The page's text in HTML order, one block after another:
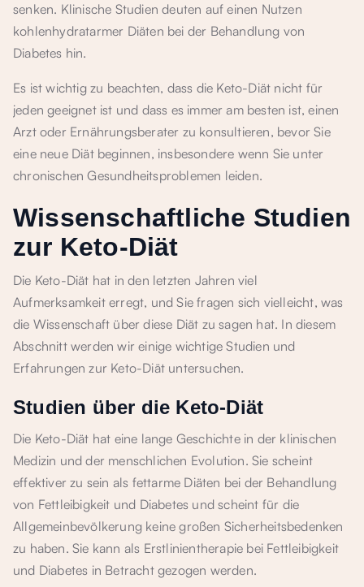
senken. Klinische Studien deuten auf einen Nutzen
kohlenhydratarmer Diäten bei der Behandlung von
Diabetes hin.
Es ist wichtig zu beachten, dass die Keto-Diät nicht für
jeden geeignet ist und dass es immer am besten ist, einen
Arzt oder Ernährungsberater zu konsultieren, bevor Sie
eine neue Diät beginnen, insbesondere wenn Sie unter
chronischen Gesundheitsproblemen leiden.
Wissenschaftliche Studien
zur Keto-Diät
Die Keto-Diät hat in den letzten Jahren viel
Aufmerksamkeit erregt, und Sie fragen sich vielleicht, was
die Wissenschaft über diese Diät zu sagen hat. In diesem
Abschnitt werden wir einige wichtige Studien und
Erfahrungen zur Keto-Diät untersuchen.
Studien über die Keto-Diät
Die Keto-Diät hat eine lange Geschichte in der klinischen
Medizin und der menschlichen Evolution. Sie scheint
effektiver zu sein als fettarme Diäten bei der Behandlung
von Fettleibigkeit und Diabetes und scheint für die
Allgemeinbevölkerung keine großen Sicherheitsbedenken
zu haben. Sie kann als Erstlinientherapie bei Fettleibigkeit
und Diabetes in Betracht gezogen werden.